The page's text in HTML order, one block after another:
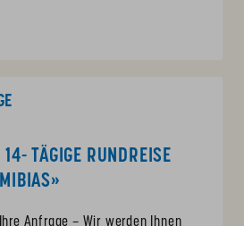
14- TÄGIGE RUNDREISE
Anfrage – Wir werden Ihnen